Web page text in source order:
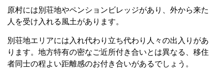
原村には別荘地やペンションビレッジがあり、外から来た
人を受け入れる風土があります。
別荘地エリアには入れ代わり立ち代わり人々の出入りがあ
ります。地方特有の密なご近所付き合いとは異なる、移住
者同士の程よい距離感のお付き合いがあるでしょう。